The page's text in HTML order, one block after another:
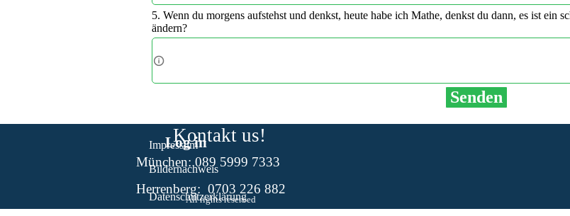
5. Wenn du morgens aufstehst und denkst, heute habe ich Mathe, denkst du dann, es ist ein
ändern?
Info: Wenn man etwas innerlich ablehnt, verschließt man sich davor. Das wirkt sich dann
Datenschutzerklärung
Bildernachweis
Log in
ImpressumKontakt us!
München:089 5999 7333
Herrenberg: 0703 226 882
All rights reserved